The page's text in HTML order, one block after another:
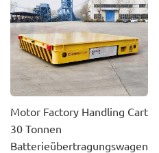
Motor Factory Handling Cart
30 Tonnen
Batterieübertragungswagen